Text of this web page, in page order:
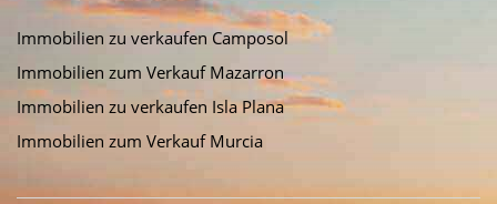
Immobilien zu verkaufen Camposol
Immobilien zum Verkauf Mazarron
Immobilien zu verkaufen Isla Plana
Immobilien zum Verkauf Murcia